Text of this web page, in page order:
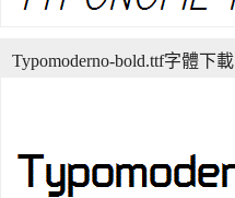
Typomoderno-bold.ttf字體下載